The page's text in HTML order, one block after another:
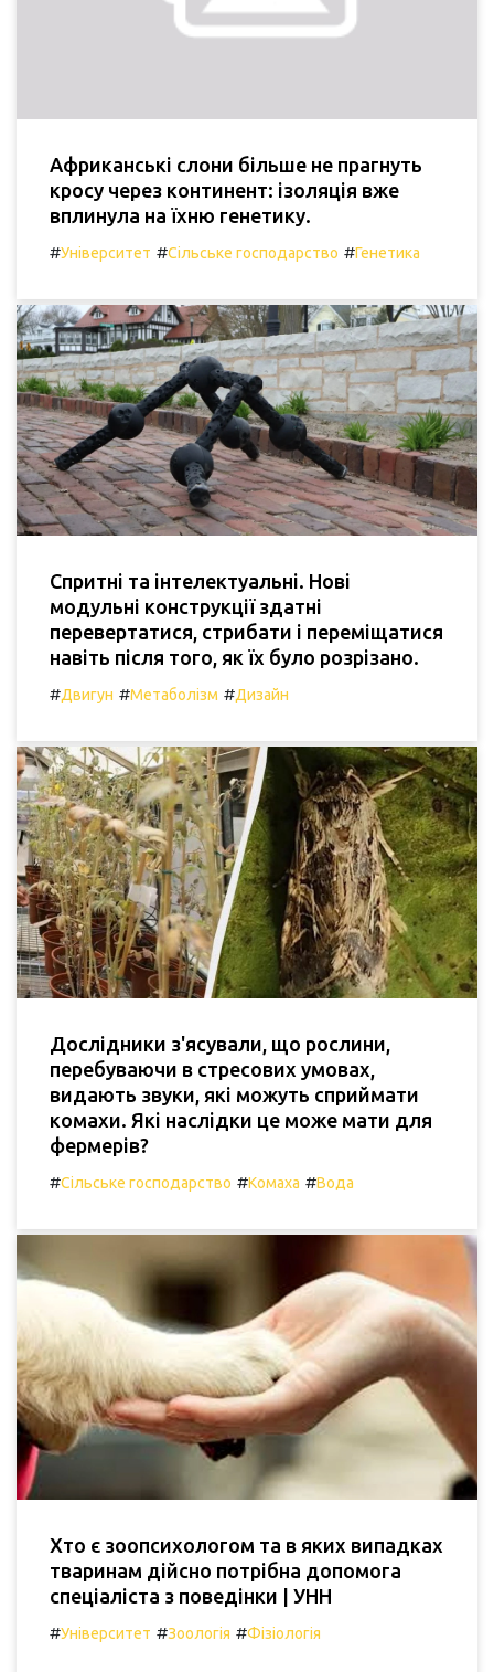
Африканські слони більше не прагнуть
кросу через континент: ізоляція вже
вплинула на їхню генетику.
#Університет #Сільське господарство #Генетика
Спритні та інтелектуальні. Нові
модульні конструкції здатні
перевертатися, стрибати і переміщатися
навіть після того, як їх було розрізано.
#Двигун #Метаболізм #Дизайн
Дослідники з'ясували, що рослини,
перебуваючи в стресових умовах,
видають звуки, які можуть сприймати
комахи. Які наслідки це може мати для
фермерів?
#Сільське господарство #Комаха #Вода
Хто є зоопсихологом та в яких випадках
тваринам дійсно потрібна допомога
спеціаліста з поведінки | УНН
#Університет #Зоологія #Фізіологія